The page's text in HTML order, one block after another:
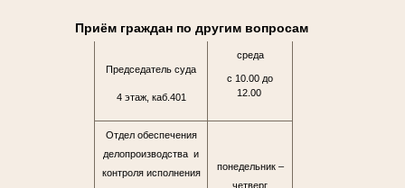
Приём граждан по другим вопросам
Председатель суда
4 этаж, каб.401
среда
с 10.00 до
12.00
Отдел обеспечения
делопроизводства и
контроля исполнения
понедельник –
четверг